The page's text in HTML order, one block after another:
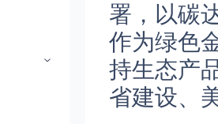
署，以碳
作为绿色
持生态产
省建设、